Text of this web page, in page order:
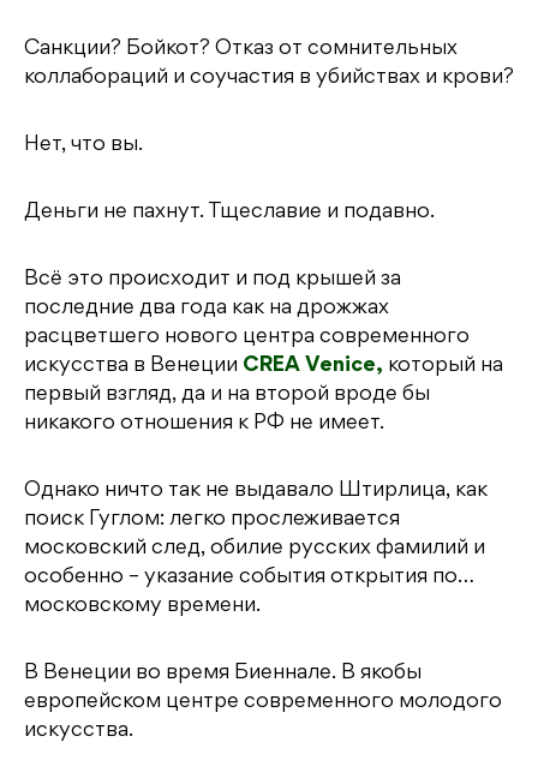
Санкции? Бойкот? Отказ от сомнительных
коллабораций и соучастия в убийствах и крови?
Нет, что вы.
Деньги не пахнут. Тщеславие и подавно.
Всё это происходит и под крышей за
последние два года как на дрожжах
расцветшего нового центра современного
искусства в Венеции CREA Venice, который на
первый взгляд, да и на второй вроде бы
никакого отношения к РФ не имеет.
Однако ничто так не выдавало Штирлица, как
поиск Гуглом: легко прослеживается
московский след, обилие русских фамилий и
особенно – указание события открытия по…
московскому времени.
В Венеции во время Биеннале. В якобы
европейском центре современного молодого
искусства.